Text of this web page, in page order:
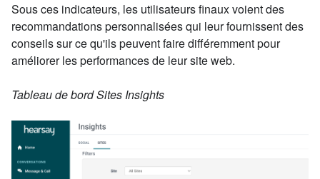
Sous ces indicateurs, les utilisateurs finaux voient des
recommandations personnalisées qui leur fournissent des
conseils sur ce qu'ils peuvent faire différemment pour
améliorer les performances de leur site web.
Tableau de bord Sites Insights